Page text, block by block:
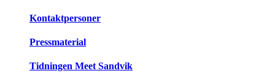
Kontaktpersoner
Pressmaterial
Tidningen Meet Sandvik